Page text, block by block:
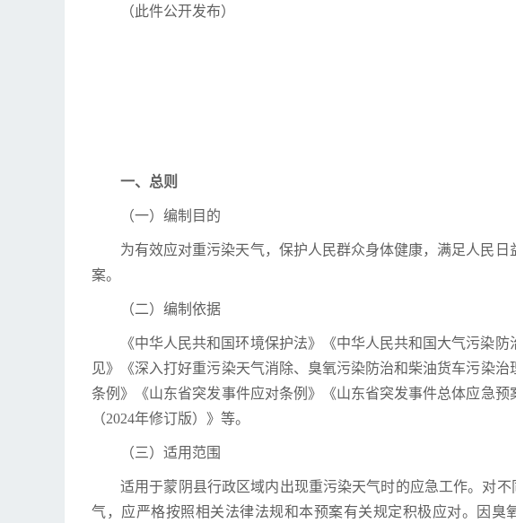
（此件公开发布）
一、总则
（一）编制目的
为有效应对重污染天气，保护人民群众身体健康，满足人民
案。
（二）编制依据
《中华人民共和国环境保护法》《中华人民共和国大气污染
见》《深入打好重污染天气消除、臭氧污染防治和柴油货车污染
条例》《山东省突发事件应对条例》《山东省突发事件总体应急
（2024年修订版）》等。
（三）适用范围
适用于蒙阴县行政区域内出现重污染天气时的应急工作。对
气，应严格按照相关法律法规和本预案有关规定积极应对。因臭